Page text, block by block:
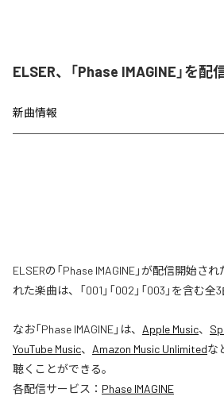
ELSER、「Phase IMAGINE」を配
新曲情報
ELSERの「Phase IMAGINE」が配信開始さ
れた楽曲は、「001」「002」「003」を含む全
なお「Phase IMAGINE」は、 Apple Music、
YouTube Music、 Amazon Music Unlimitedな
聴くことができる。
各配信サービス： Phase IMAGINE